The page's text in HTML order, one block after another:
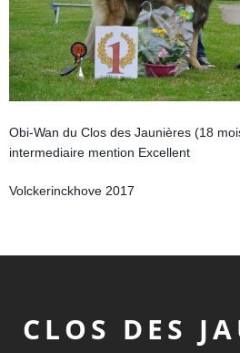
Obi-Wan du Clos des Jaunières (18
intermediaire mention Excellent
Volckerinckhove 2017
CLOS DES